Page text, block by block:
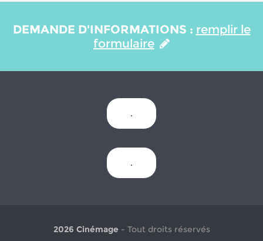
DEMANDE D'INFORMATIONS : remplir le
formulaire
.
.
2026 Cinémage - Tout droits réservés